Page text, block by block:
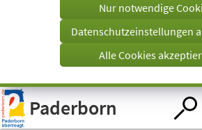
Visuelle
Assistenzsoftware
öffnen.
einem
Tab)
Nur notwendige
Datenschutzeinstellungen
Alle Cookies
Paderborn